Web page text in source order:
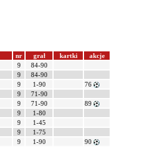
nr grał kartki
akcje
9
84-90
9
84-90
9 1-90
76
9
71-90
9 71-90
89
9
1-80
9
1-45
9
1-75
9 1-90
90